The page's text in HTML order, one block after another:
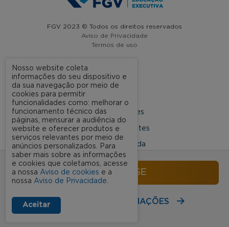
INSCREVA-SE
RECEBA MAIS INFORMAÇÕES
FGV 2023 © Todos os direitos reservados
Aviso de Privacidade
Termos de uso
A FGV
Nossas Unidades
Dúvidas Frequentes
Rede Conveniada
Ouvidoria Acadêmica
Nosso website coleta
informações do seu dispositivo e
da sua navegação por meio de
cookies para permitir
funcionalidades como: melhorar o
funcionamento técnico das
páginas, mensurar a audiência do
website e oferecer produtos e
serviços relevantes por meio de
anúncios personalizados. Para
saber mais sobre as informações
e cookies que coletamos, acesse
a nossa Aviso de cookies e a
nossa Aviso de Privacidade.
Aceitar